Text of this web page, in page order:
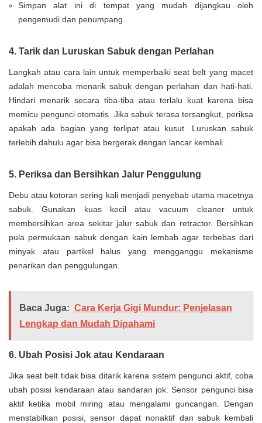
Simpan alat ini di tempat yang mudah dijangkau oleh
pengemudi dan penumpang.
4. Tarik dan Luruskan Sabuk dengan Perlahan
Langkah atau cara lain untuk memperbaiki seat belt yang macet
adalah mencoba menarik sabuk dengan perlahan dan hati-hati.
Hindari menarik secara tiba-tiba atau terlalu kuat karena bisa
memicu pengunci otomatis. Jika sabuk terasa tersangkut, periksa
apakah ada bagian yang terlipat atau kusut. Luruskan sabuk
terlebih dahulu agar bisa bergerak dengan lancar kembali.
5. Periksa dan Bersihkan Jalur Penggulung
Debu atau kotoran sering kali menjadi penyebab utama macetnya
sabuk. Gunakan kuas kecil atau vacuum cleaner untuk
membersihkan area sekitar jalur sabuk dan retractor. Bersihkan
pula permukaan sabuk dengan kain lembab agar terbebas dari
minyak atau partikel halus yang mengganggu mekanisme
penarikan dan penggulungan.
Baca Juga: Cara Kerja Gigi Mundur: Penjelasan
Lengkap dan Mudah Dipahami
6. Ubah Posisi Jok atau Kendaraan
Jika seat belt tidak bisa ditarik karena sistem pengunci aktif, coba
ubah posisi kendaraan atau sandaran jok. Sensor pengunci bisa
aktif ketika mobil miring atau mengalami guncangan. Dengan
menstabilkan posisi, sensor dapat nonaktif dan sabuk kembali